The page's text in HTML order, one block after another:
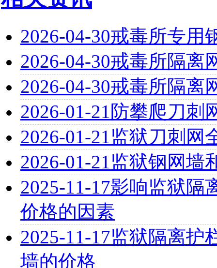
2026-04-30戒毒所专用
2026-04-30戒毒所隔离
2026-04-30戒毒所隔离
2026-01-21 防攀爬刀刺
2026-01-21监狱刀刺网
2026-01-21监狱钢网墙
2025-11-17影响监狱隔
价格的因素
2025-11-17监狱隔离护
墙的价格